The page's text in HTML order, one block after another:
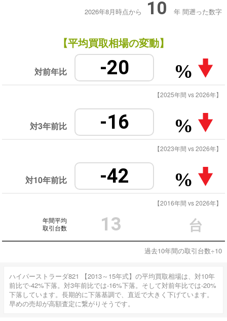
2026年8月時点から 10 年 間遡った数字
【平均買取相場の変動】
対前年比 -20 %
【2025年間 vs 2026年】
対3年前比 -16 %
【2023年間 vs 2026年】
対10年前比 -42 %
【2016年間 vs 2026年】
年間平均
取引台数
13 台
過去10年間の取引台数÷10
ハイパーストラーダ821 【2013～15年式】の平均買取相場は、対10年
前比で-42%下落。対3年前比では-16%下落。そして対前年比では-20%
下落しています。長期的に下落基調で、直近で大きく下げています。
早めの売却が高額査定に繋がりそうです。